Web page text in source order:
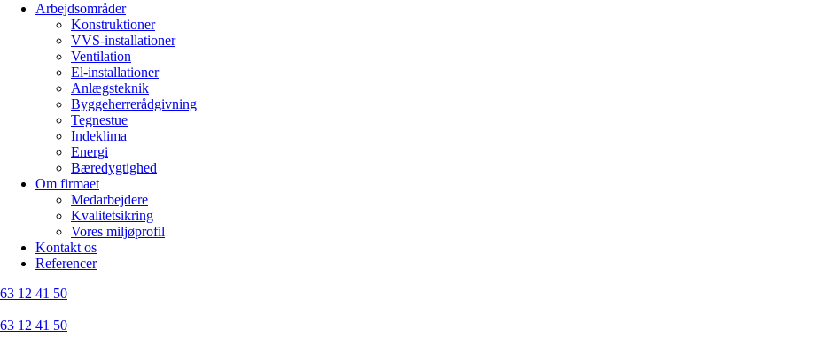
Arbejdsområder
Konstruktioner
VVS-installationer
Ventilation
El-installationer
Anlægsteknik
Byggeherrerådgivning
Tegnestue
Indeklima
Energi
Bæredygtighed
Om firmaet
Medarbejdere
Kvalitetsikring
Vores miljøprofil
Kontakt os
Referencer
63 12 41 50
63 12 41 50